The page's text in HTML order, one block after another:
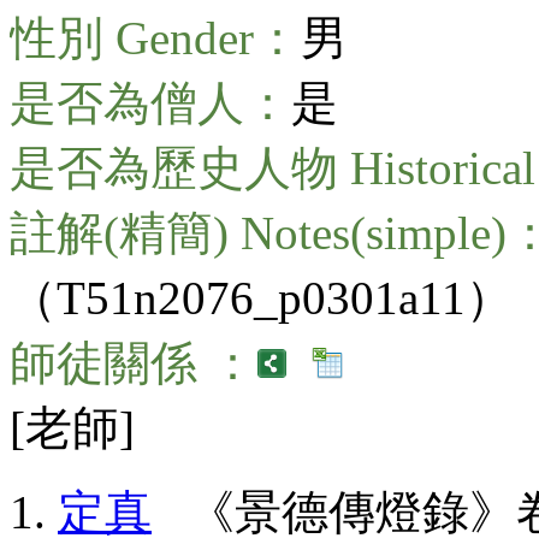
性別 Gender： 男
是否為僧人： 是
是否為歷史人物 Historical
註解(精簡) Notes(simple)
（T51n2076_p0301a11）
師徒關係 ：
[老師]
定真 《景德傳燈錄》